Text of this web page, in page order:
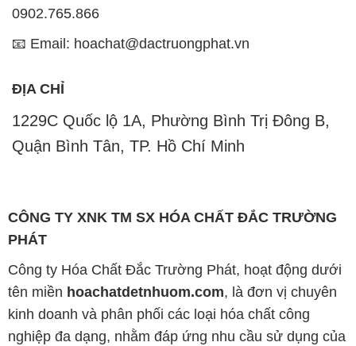
0902.765.866
📧 Email: hoachat@dactruongphat.vn
ĐỊA CHỈ
1229C Quốc lộ 1A, Phường Bình Trị Đông B,
Quận Bình Tân, TP. Hồ Chí Minh
CÔNG TY XNK TM SX HÓA CHẤT ĐẮC TRƯỜNG
PHÁT
Công ty Hóa Chất Đắc Trường Phát, hoạt động dưới
tên miền hoachatdetnhuom.com, là đơn vị chuyên
kinh doanh và phân phối các loại hóa chất công
nghiệp đa dạng, nhằm đáp ứng nhu cầu sử dụng của